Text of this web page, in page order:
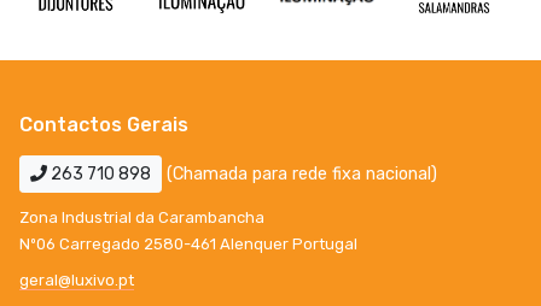
Contactos Gerais
263 710 898 (Chamada para rede fixa nacional)
Zona Industrial da Carambancha
Nº06 Carregado 2580-461 Alenquer Portugal
geral@luxivo.pt